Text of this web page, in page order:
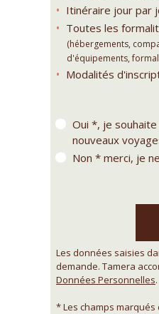
Itinéraire jour par
Toutes les
(hébergements,
d'équipements,
Modalités
Oui *, je
nouveaux
Non * merci, je
Les données saisies
demande. Tamera
Données Personnelles.
* Les champs